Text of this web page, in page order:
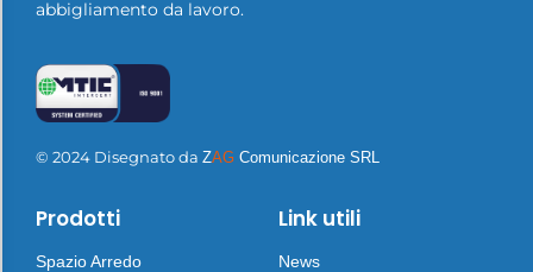
abbigliamento da lavoro.
© 2024 Disegnato da ZAG Comunicazione SRL
Prodotti
Spazio Arredo
Link utili
News